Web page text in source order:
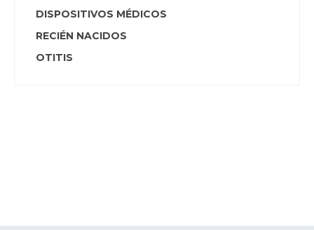
DISPOSITIVOS MÉDICOS
RECIÉN NACIDOS
OTITIS